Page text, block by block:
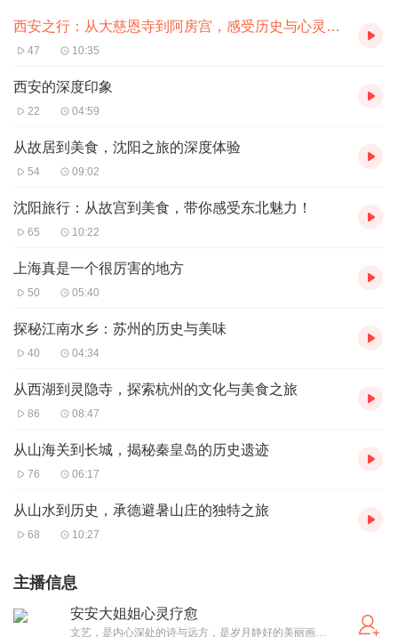
西安之行：从大慈恩寺到阿房宫，感受历史与心灵的碰撞
47 10:35
西安的深度印象
22 04:59
从故居到美食，沈阳之旅的深度体验
54 09:02
沈阳旅行：从故宫到美食，带你感受东北魅力！
65 10:22
上海真是一个很厉害的地方
50 05:40
探秘江南水乡：苏州的历史与美味
40 04:34
从西湖到灵隐寺，探索杭州的文化与美食之旅
86 08:47
从山海关到长城，揭秘秦皇岛的历史遗迹
76 06:17
从山水到历史，承德避暑山庄的独特之旅
68 10:27
主播信息
安安大姐姐心灵疗愈
文艺，是内心深处的诗与远方，是岁月静好的美丽画卷。在这里，我们共同寻找那份触及灵魂深处的清凉。感谢喜马拉雅给我提供了一个这么好的平台，能和亲爱的朋友们相遇在这里。我们一起进步，一起成长，一起追寻生命的蓬勃。